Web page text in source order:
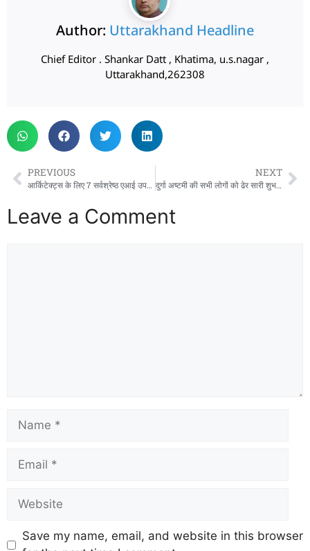
Author: Uttarakhand Headline
Chief Editor . Shankar Datt , Khatima, u.s.nagar ,
Uttarakhand,262308
PREVIOUS
आर्किटेक्ट्स के लिए 7 सर्वश्रेष्ठ एआई उपकरण
NEXT
दुर्गा अष्टमी की सभी लोगों को ढेर सारी शुभकामनाएं
Leave a Comment
Save my name, email, and website in this browser